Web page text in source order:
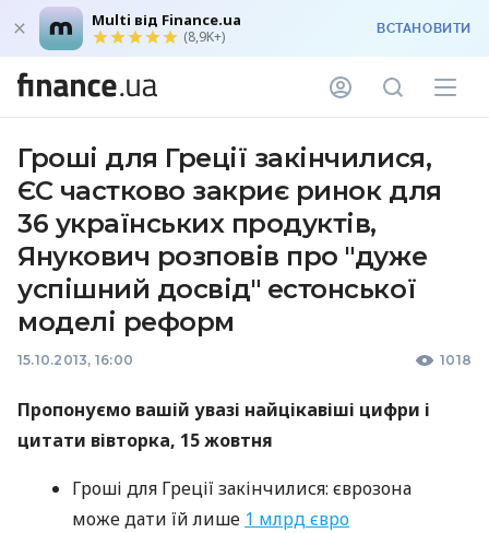
Multi від Finance.ua
(8,9K+) ВСТАНОВИТИ
Гроші для Греції закінчилися,
ЄС частково закриє ринок для
36 українських продуктів,
Янукович розповів про "дуже
успішний досвід" естонської
моделі реформ
15.10.2013, 16:00 1018
Пропонуємо вашій увазі найцікавіші цифри і
цитати вівторка, 15 жовтня
Гроші для Греції закінчилися: єврозона
може дати їй лише 1 млрд євро